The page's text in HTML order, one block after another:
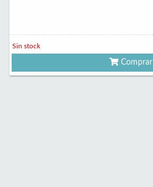
Sin stock
Comprar